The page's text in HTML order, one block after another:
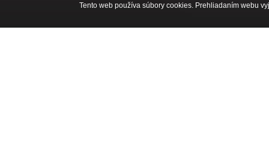
Tento web používa súbory cookies. Prehliadaním webu